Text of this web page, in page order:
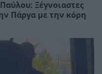
Ξέγνοιαστες
Πάργα με την κόρη